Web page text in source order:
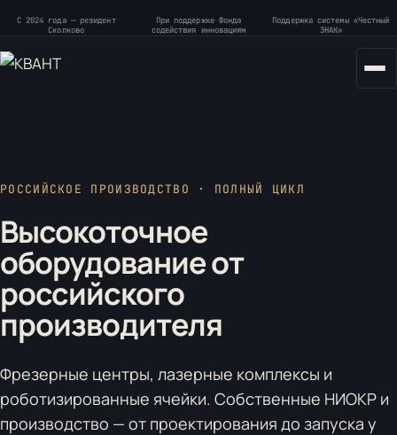
С 2024 года — резидент
Сколково
При поддержке Фонда
содействия инновациям
Поддержка системы «Честный
ЗНАК»
РОССИЙСКОЕ ПРОИЗВОДСТВО · ПОЛНЫЙ ЦИКЛ
Высокоточное
оборудование от
российского
производителя
Фрезерные центры, лазерные комплексы и
роботизированные ячейки. Собственные НИОКР и
производство — от проектирования до запуска у